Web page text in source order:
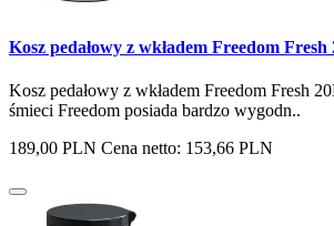
Kosz pedałowy z wkładem Freedom
Kosz pedałowy z wkładem Freedom Fresh
śmieci Freedom posiada bardzo wygodn..
189,00 PLN Cena netto: 153,66 PLN